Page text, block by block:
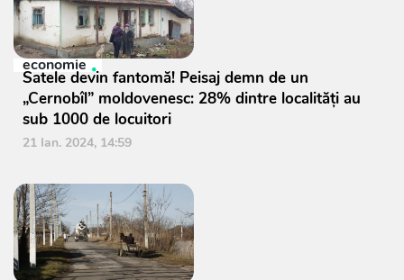
economie
Satele devin fantomă! Peisaj demn de un
„Cernobîl” moldovenesc: 28% dintre localități au
sub 1000 de locuitori
21 Ian. 2024, 14:59